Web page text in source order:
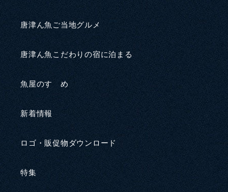
唐津ん魚ご当地グルメ
唐津ん魚こだわりの宿に泊まる
魚屋のすゝめ
新着情報
ロゴ・販促物ダウンロード
特集